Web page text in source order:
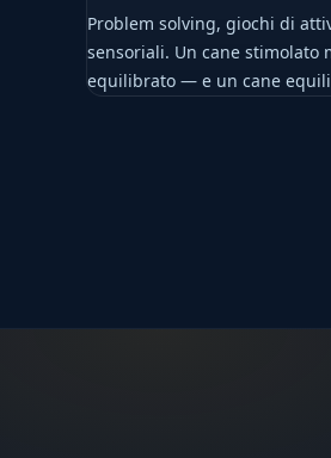
Problem solving, giochi di
sensoriali. Un cane stimolato
equilibrato — e un cane